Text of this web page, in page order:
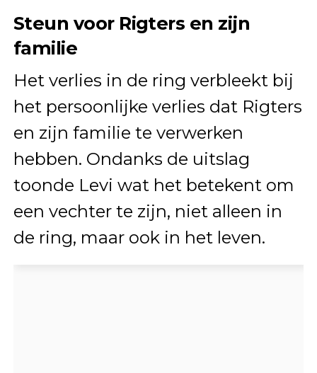
Steun voor Rigters en zijn
familie
Het verlies in de ring verbleekt bij
het persoonlijke verlies dat Rigters
en zijn familie te verwerken
hebben. Ondanks de uitslag
toonde Levi wat het betekent om
een vechter te zijn, niet alleen in
de ring, maar ook in het leven.